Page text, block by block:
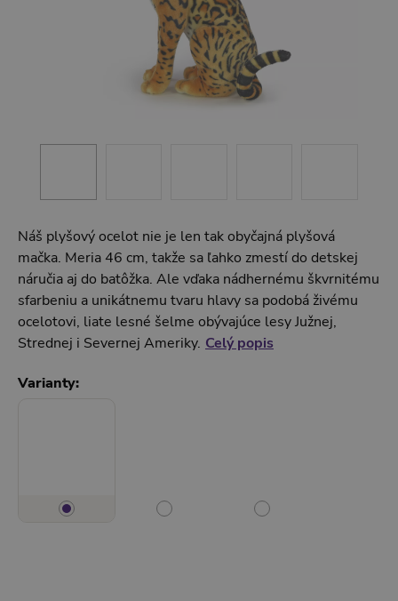
Náš plyšový ocelot nie je len tak obyčajná plyšová
mačka. Meria 46 cm, takže sa ľahko zmestí do detskej
náručia aj do batôžka. Ale vďaka nádhernému škvrnitému
sfarbeniu a unikátnemu tvaru hlavy sa podobá živému
ocelotovi, liate lesné šelme obývajúce lesy Južnej,
Strednej i Severnej Ameriky. Celý popis
Varianty: